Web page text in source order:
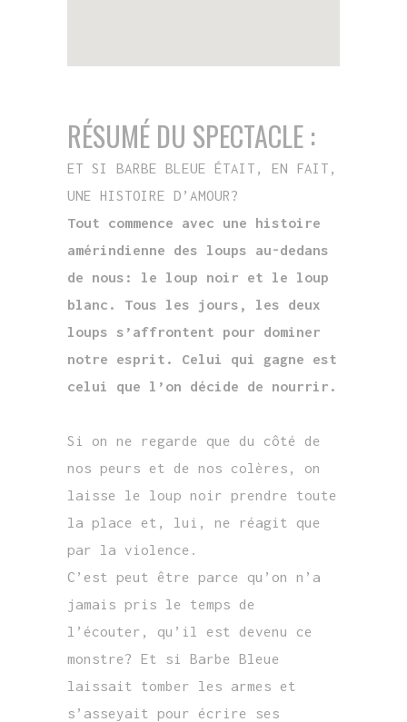
RÉSUMÉ DU SPECTACLE :
ET SI BARBE BLEUE ÉTAIT, EN FAIT,
UNE HISTOIRE D’AMOUR?
Tout commence avec une histoire
amérindienne des loups au-dedans
de nous: le loup noir et le loup
blanc. Tous les jours, les deux
loups s’affrontent pour dominer
notre esprit. Celui qui gagne est
celui que l’on décide de nourrir.
Si on ne regarde que du côté de
nos peurs et de nos colères, on
laisse le loup noir prendre toute
la place et, lui, ne réagit que
par la violence.
C’est peut être parce qu’on n’a
jamais pris le temps de
l’écouter, qu’il est devenu ce
monstre? Et si Barbe Bleue
laissait tomber les armes et
s’asseyait pour écrire ses